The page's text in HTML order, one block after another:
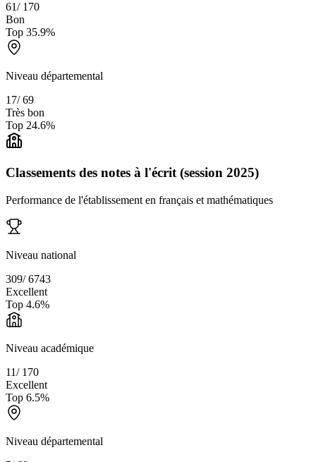
61/ 170
Bon
Top 35.9%
Niveau départemental
17/69
Très bon
Top 24.6%
Classements des notes à l'écrit (session 2025)
Performance de l'établissement en français et mathématiques
Niveau national
309/6743
Excellent
Top 4.6%
Niveau académique
11/ 170
Excellent
Top 6.5%
Niveau départemental